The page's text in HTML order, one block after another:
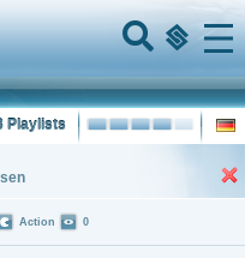
Menu
Playlists
Action 0